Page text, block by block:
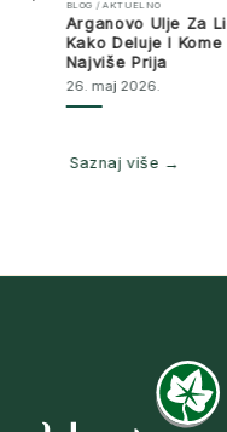
BLOG / AKTUELNO
Arganovo Ulje Za Lice
Kako Deluje I Kome
Najviše Prija
26. maj 2026.
Saznaj više →